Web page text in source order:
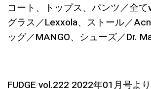
コート、トップス、パンツ／全
グラス／Lexxola、ストール／
ッグ／MANGO、シューズ／Dr.
FUDGE vol.222 2022年01月号より